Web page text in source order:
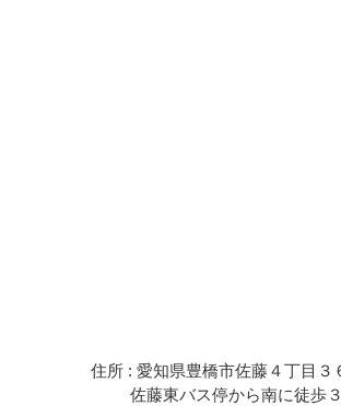
住所 : 愛知県豊橋市佐藤４丁目３
佐藤東バス停から南に徒歩